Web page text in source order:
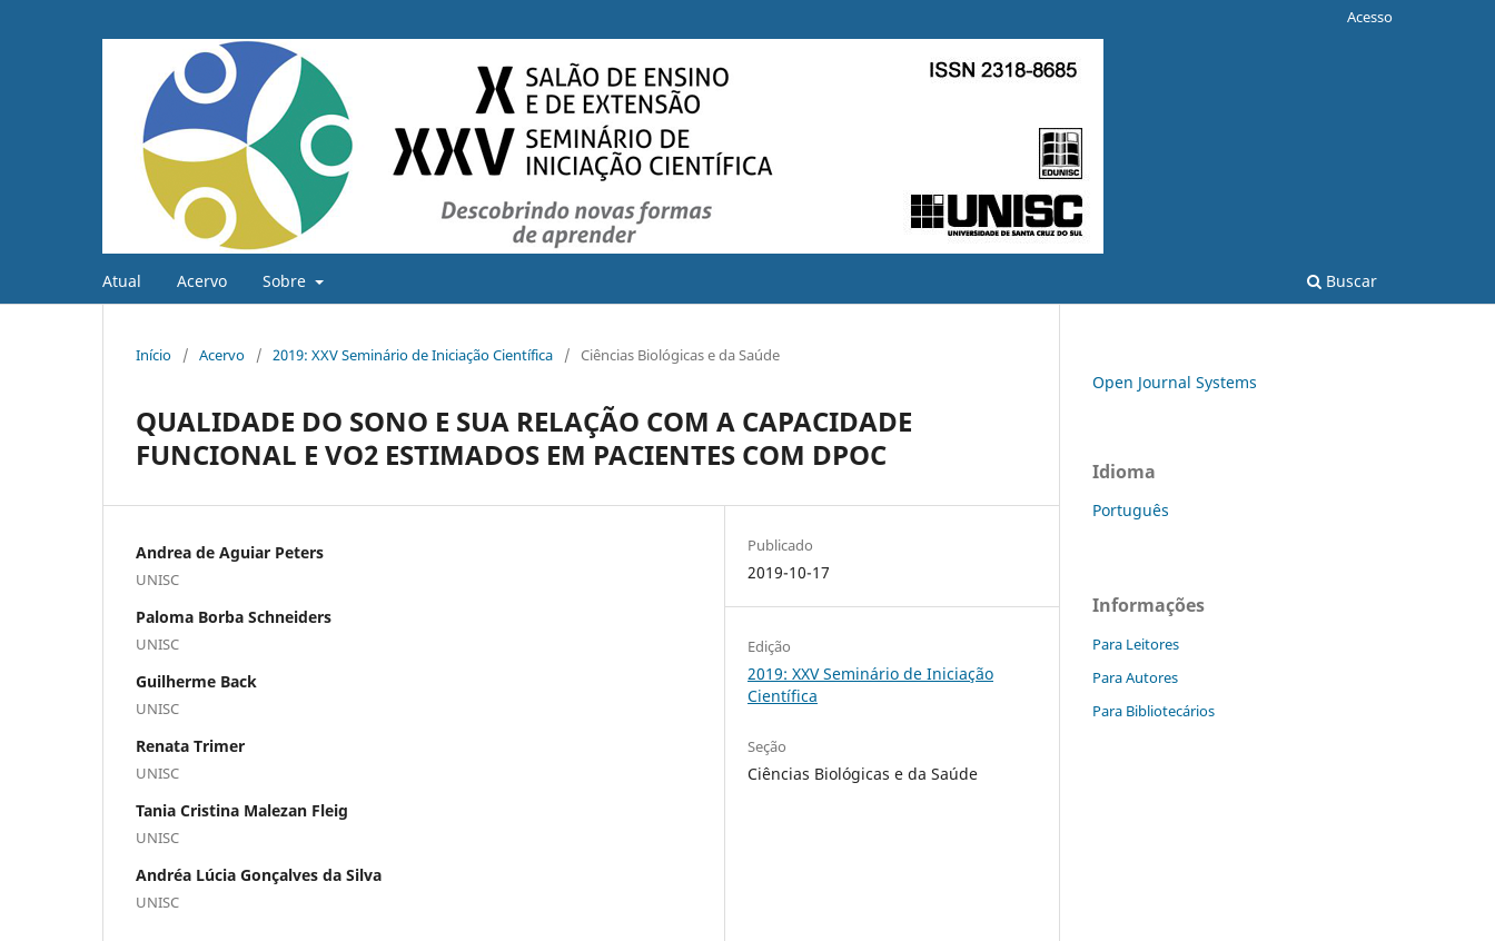
Atual Acervo Sobre Buscar
Acesso
Início / Acervo / 2019: XXV Seminário de Iniciação Científica / Ciências Biológicas e da Saúde
QUALIDADE DO SONO E SUA RELAÇÃO COM A CAPACIDADE
FUNCIONAL E VO2 ESTIMADOS EM PACIENTES COM DPOC
Andrea de Aguiar Peters
UNISC
Paloma Borba Schneiders
UNISC
Guilherme Back
UNISC
Renata Trimer
UNISC
Tania Cristina Malezan Fleig
UNISC
Andréa Lúcia Gonçalves da Silva
UNISC
Publicado
2019-10-17
Edição
2019: XXV Seminário de Iniciação
Científica
Seção
Ciências Biológicas e da Saúde
Open Journal Systems
Idioma
Português
Informações
Para Leitores
Para Autores
Para Bibliotecários